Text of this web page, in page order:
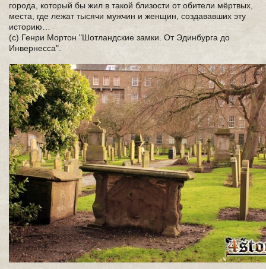
города, который бы жил в такой близости от обители мёртвых,
места, где лежат тысячи мужчин и женщин, создававших эту
историю…
(с) Генри Мортон "Шотландские замки. От Эдинбурга до
Инвернесса".